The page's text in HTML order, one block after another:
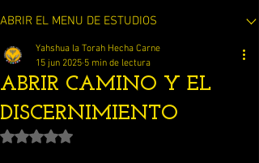
ABRIR EL MENU DE ESTUDIOS
ABRIR CAMINO Y EL
DISCERNIMIENTO
Yahshua la Torah Hecha Carne
15 jun 2025 5 min de lectura
Obtuvo NaN de 5 estrellas.